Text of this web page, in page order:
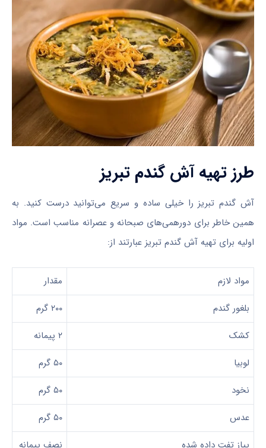
طرز تهیه آش گندم تبریز
آش گندم تبریز را خیلی ساده و سریع می‌توانید درست کنید. به
همین خاطر برای دورهمی‌های صبحانه و عصرانه مناسب است. مواد
اولیه برای تهیه آش گندم تبریز عبارتند از:
مواد لازم
مقدار
بلغور گندم
۲۰۰ گرم
کشک
۲ پیمانه
لوبیا
۵۰ گرم
نخود
۵۰ گرم
عدس
۵۰ گرم
پیاز تفت داده شده
نصف پیمانه